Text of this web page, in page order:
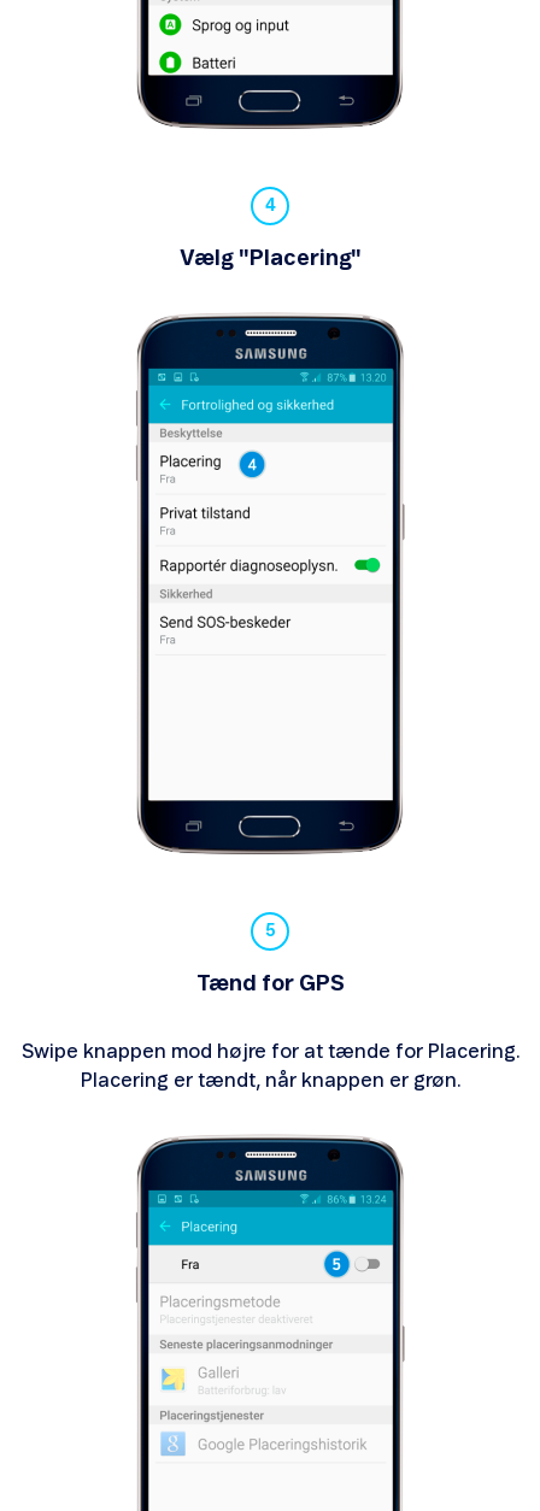
Vælg "Placering"
Tænd for GPS
Swipe knappen mod højre for at tænde for Placering.
Placering er tændt, når knappen er grøn.